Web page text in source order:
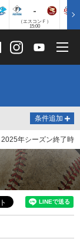
-
（エスコンＦ）
15:00
条件追加
2025年シーズン終了時